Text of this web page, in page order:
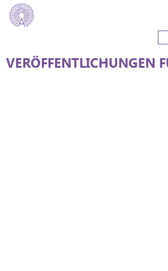
VERÖFFENTLICHUNGEN